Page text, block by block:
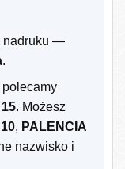
nadruku —
.
. Możesz
, PALENCIA
nazwisko i